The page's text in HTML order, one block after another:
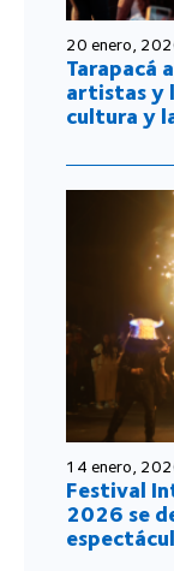
20 enero,
Tarapacá
artistas y
cultura y
14 enero,
Festival
2026 se